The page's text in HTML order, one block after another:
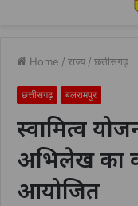
Home / राज्य / छत्तीसगढ़
छत्तीसगढ़ बलरामपुर
स्वामित्व
अभिलेख का
आयोजित